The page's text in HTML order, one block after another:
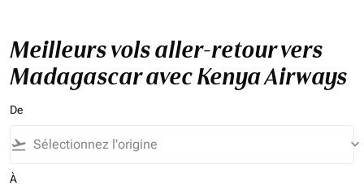
Meilleurs vols aller-retour vers
Madagascar avec Kenya Airways
De
flight_takeoff keyboard_arrow_down
À